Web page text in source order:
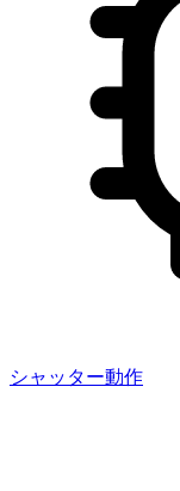
シャッター動作